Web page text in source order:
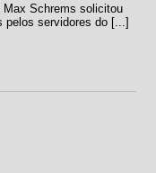
Max Schrems solicitou
pelos servidores do [...]